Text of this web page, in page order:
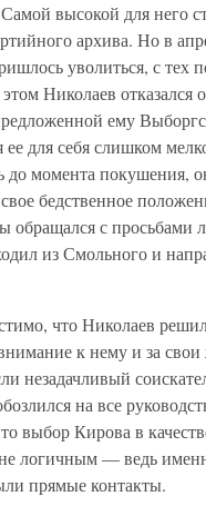
высокой для него
архива. Но в
уволиться, с тех
Николаев отказался
ему
ее для себя слишком
до момента покушения,
бедственное
обращался с просьбами
из Смольного и
что Николаев
к нему и за
незадачливый
на все
то выбор Кирова в
логичным — ведь
прямые контакты.